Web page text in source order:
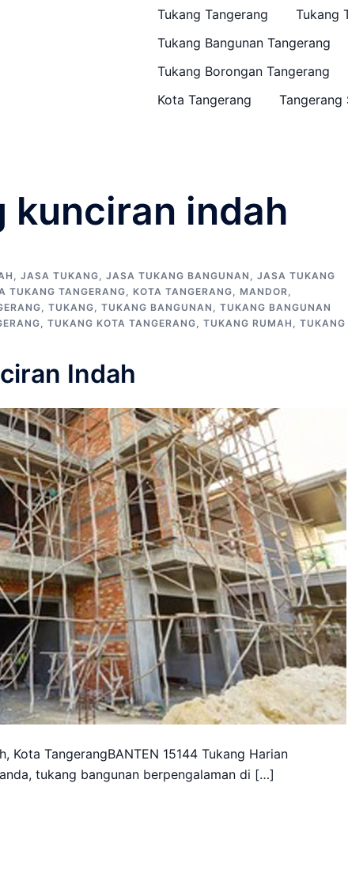
Tukang Tangerang
Tukang
Tukang Bangunan Tangerang
Tukang Borongan Tangerang
Kota Tangerang
Tangerang
kunciran indah
, JASA TUKANG, JASA TUKANG BANGUNAN , JASA TUKANG
TUKANG TANGERANG, KOTA TANGERANG, MANDOR,
, TUKANG, TUKANG BANGUNAN , TUKANG BANGUNAN
, TUKANG KOTA TANGERANG, TUKANG RUMAH , TUKANG
Indah
Kota TangerangBANTEN 15144 Tukang Harian
tukang bangunan berpengalaman di […]